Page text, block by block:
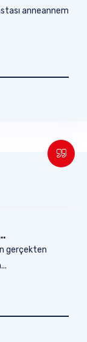
anneannem
gerçekten